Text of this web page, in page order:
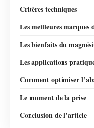
Critères techniques
Les meilleures marques
Les bienfaits du
Les applications
Comment optimiser
Le moment de la prise
Conclusion de l’article